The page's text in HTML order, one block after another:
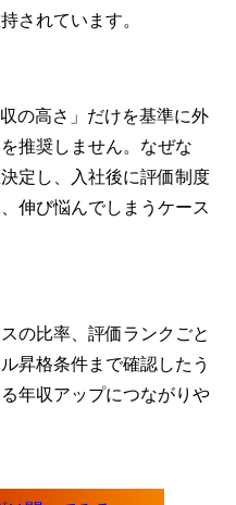
されています。
の高さ」だけを基準に外
推奨しません。なぜな
定し、入社後に評価制度
伸び悩んでしまうケース
の比率、評価ランクごと
昇格条件まで確認したう
年収アップにつながりや